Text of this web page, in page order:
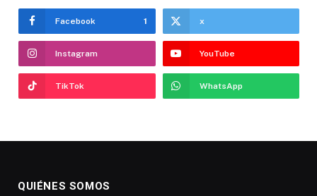
Facebook 1 x
Instagram YouTube
TikTok WhatsApp
QUIÉNES SOMOS